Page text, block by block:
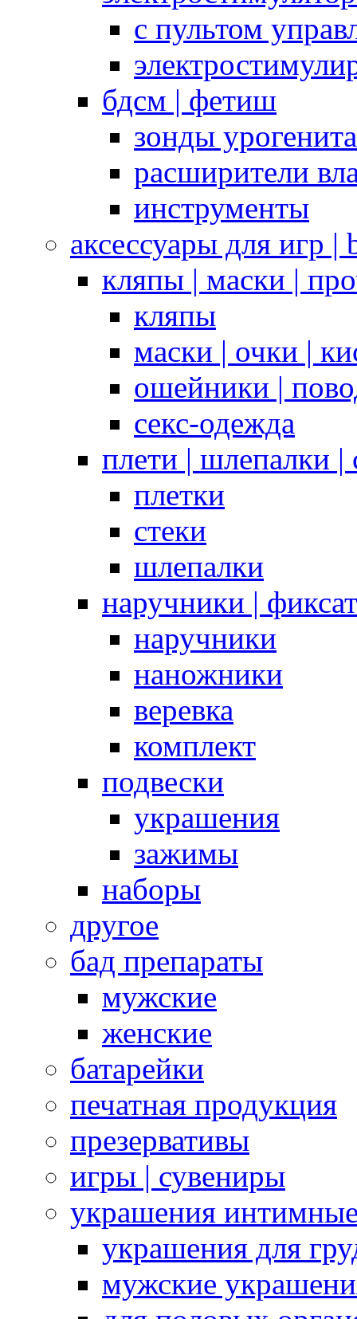
с пультом
бдсм | фетиш
зонды
расширители
инструменты
аксессуары для игр |
кляпы | маски |
кляпы
маски | очки |
ошейники |
секс-одежда
плети | шлепалки |
плетки
стеки
шлепалки
наручники |
наручники
наножники
веревка
комплект
подвески
украшения
зажимы
наборы
другое
бад препараты
мужские
женские
батарейки
печатная продукция
презервативы
игры | сувениры
украшения
украшения для
мужские